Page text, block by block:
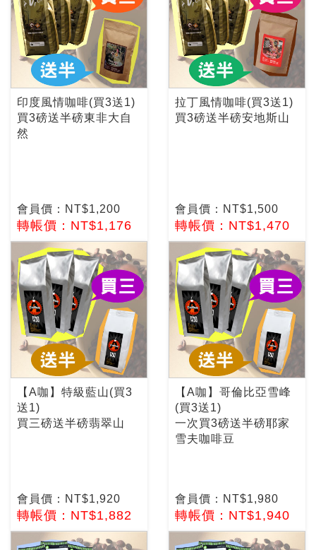
印度風情咖啡(買3送1)
買3磅送半磅東非大自
然
會員價：NT$1,200
轉帳價：NT$1,176
拉丁風情咖啡(買3送1)
買3磅送半磅安地斯山
會員價：NT$1,500
轉帳價：NT$1,470
【A咖】特級藍山(買3
送1)
買三磅送半磅翡翠山
會員價：NT$1,920
轉帳價：NT$1,882
【A咖】哥倫比亞雪峰
(買3送1)
一次買3磅送半磅耶家
雪夫咖啡豆
會員價：NT$1,980
轉帳價：NT$1,940